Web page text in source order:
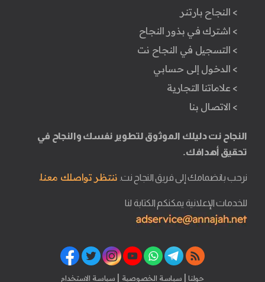
> النجاح بارتنر
> اشترك في بذور النجاح
> التسجيل في النجاح نت
> الدخول إلى حسابي
> علاماتنا التجارية
> الاتصال بنا
النجاح نت دليلك الموثوق لتطوير نفسك والنجاح في
تحقيق أهدافك.
نرحب بانضمامك إلى فريق النجاح نت. ننتظر تواصلك معنا.
للخدمات الإعلانية يمكنكم الكتابة لنا
حولنا | سياسة الخصوصية | سياسة الاستخدام